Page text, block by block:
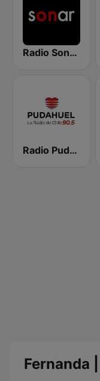
Radio Sonar FM
Radio Pudahuel
Fernanda